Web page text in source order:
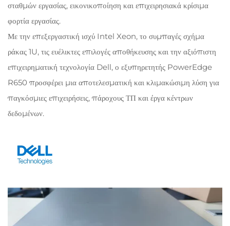
σταθμών εργασίας, εικονικοποίηση και επιχειρησιακά κρίσιμα
φορτία εργασίας.
Με την επεξεργαστική ισχύ Intel Xeon, το συμπαγές σχήμα
ράκας 1U, τις ευέλικτες επιλογές αποθήκευσης και την αξιόπιστη
επιχειρηματική τεχνολογία Dell, ο εξυπηρετητής PowerEdge
R650 προσφέρει μια αποτελεσματική και κλιμακώσιμη λύση για
παγκόσμιες επιχειρήσεις, πάροχους ΤΠ και έργα κέντρων
δεδομένων.